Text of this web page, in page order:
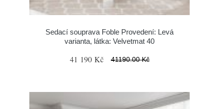
Sedací souprava Foble Provedení: Levá
varianta, látka: Velvetmat 40
41 190 Kč 41190.00 Kč